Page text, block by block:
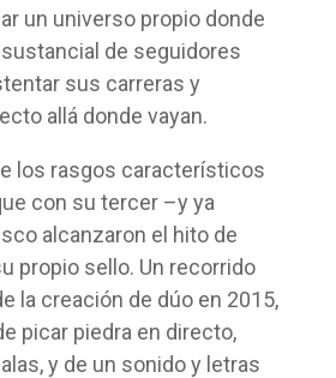
un universo propio donde
de seguidores
sus carreras y
allá donde vayan.
los rasgos característicos
con su tercer –y ya
alcanzaron el hito de
propio sello. Un recorrido
la creación de dúo en 2015,
picar piedra en directo,
y de un sonido y letras